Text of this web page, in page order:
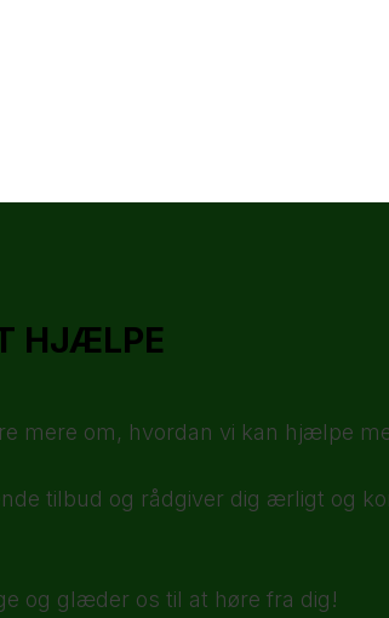
HJÆLPE
mere om, hvordan vi kan hjælpe
tilbud og rådgiver dig ærligt og
og glæder os til at høre fra dig!